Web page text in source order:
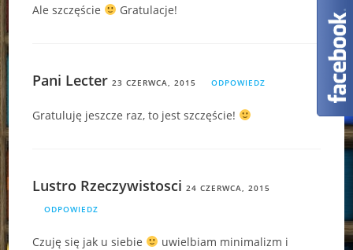
Ale szczęście Gratulacje!
Pani Lecter 23 CZERWCA, 2015 ODPOWIEDZ
Gratuluję jeszcze raz, to jest szczęście!
Lustro Rzeczywistosci 24 CZERWCA, 2015
ODPOWIEDZ
Czuję się jak u siebie
uwielbiam minimalizm i